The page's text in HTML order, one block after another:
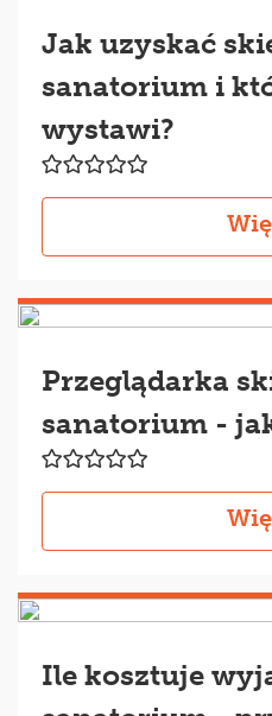
Jak uzyskać
sanatorium i
wystawi?
Przeglądarka
sanatorium -
Ile kosztuje